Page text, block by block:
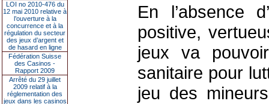
LOI no 2010-476 du
12 mai 2010 relative à
l’ouverture à la
concurrence et à la
régulation du secteur
des jeux d’argent et
de hasard en ligne
Fédération Suisse
des Casinos -
Rapport 2009
Arrêté du 29 juillet
2009 relatif à la
réglementation des
jeux dans les casinos
En l’absence
positive,
jeux va
sanitaire pour
jeu des